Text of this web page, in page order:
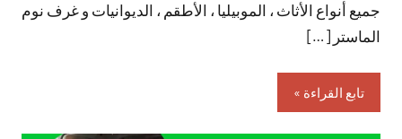
جميع أنواع الأثاث ، الموبيليا ، الأطقم ، الديوانيات و غرف نوم
الماستر […]
تابع القراءة